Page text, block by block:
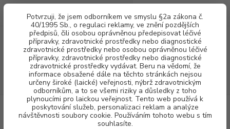
Potvrzuji, že jsem odborníkem ve smyslu §2a zákona č.
40/1995 Sb., o regulaci reklamy, ve znění pozdějších
předpisů, čili osobou oprávněnou předepisovat léčivé
přípravky, zdravotnické prostředky nebo diagnostické
zdravotnické prostředky nebo osobou oprávněnou léčivé
přípravky, zdravotnické prostředky nebo diagnostické
zdravotnické prostředky vydávat. Beru na vědomí, že
informace obsažené dále na těchto stránkách nejsou
určeny široké (laické) veřejnosti, nýbrž zdravotnickým
odborníkům, a to se všemi riziky a důsledky z toho
plynoucími pro laickou veřejnost. Tento web používá k
poskytování služeb, personalizaci reklam a analýze
návštěvnosti soubory cookie. Používáním tohoto webu s tím
souhlasíte.
Menu
CZK
Hledat
(Po-Pá, 8-16 hod.)
za0,00 Kč
Souhlas se zpracováním osobních údajů pro účely registrace
uživatelského účtu